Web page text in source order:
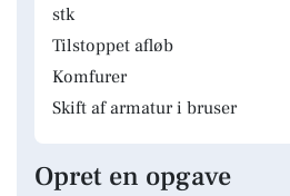
stk
Tilstoppet afløb
Komfurer
Skift af armatur i bruser
Opret en opgave